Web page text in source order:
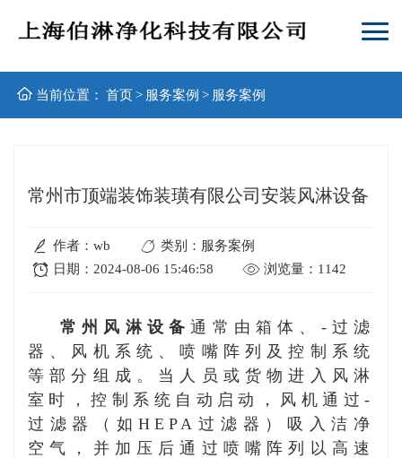
当前位置： 首页> 服务案例 > 服务案例
常州市顶端装饰装璜有限公司安装风淋设备
作者：wb
类别：服务案例
日期：2024-08-06 15:46:58
浏览量：1142
常州风淋设备通常由箱体、-过滤
器、风机系统、喷嘴阵列及控制系统
等部分组成。当人员或货物进入风淋
室时，控制系统自动启动，风机通过-
过滤器（如HEPA过滤器）吸入洁净
空气，并加压后通过喷嘴阵列以高速